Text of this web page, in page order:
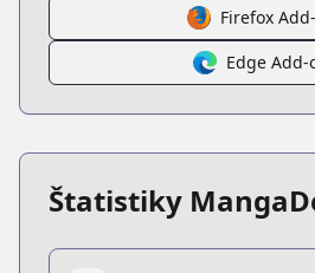
Firefox
Edge Add-
Štatistiky